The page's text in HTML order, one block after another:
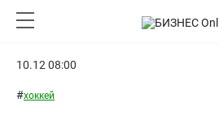
10.12 08:00
#хоккей